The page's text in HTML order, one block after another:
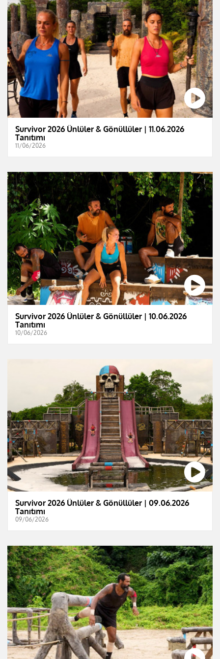
Survivor 2026 Ünlüler & Gönüllüler | 11.06.2026
Tanıtımı
11/06/2026
Survivor 2026 Ünlüler & Gönüllüler | 10.06.2026
Tanıtımı
10/06/2026
Survivor 2026 Ünlüler & Gönüllüler | 09.06.2026
Tanıtımı
09/06/2026